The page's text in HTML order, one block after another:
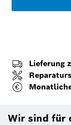
Lieferung
Wir sind für